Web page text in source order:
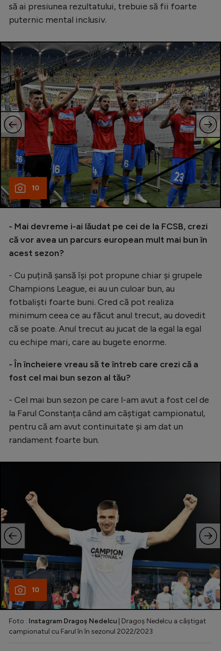
să ai presiunea rezultatului, trebuie să fii foarte
puternic mental inclusiv.
10
- Mai devreme i-ai lăudat pe cei de la FCSB, crezi
că vor avea un parcurs european mult mai bun în
acest sezon?
- Cu puțină șansă își pot propune chiar și grupele
Champions League, ei au un culoar bun, au
fotbaliști foarte buni. Cred că pot realiza
minimum ceea ce au făcut anul trecut, au dovedit
că se poate. Anul trecut au jucat de la egal la egal
cu echipe mari, care au bugete enorme.
- În încheiere vreau să te întreb care crezi că a
fost cel mai bun sezon al tău?
- Cel mai bun sezon pe care l-am avut a fost cel de
la Farul Constanța când am câștigat campionatul,
pentru că am avut continuitate și am dat un
randament foarte bun.
10
Foto : Instagram Dragoș Nedelcu | Dragoș Nedelcu a câștigat
campionatul cu Farul în în sezonul 2022/2023